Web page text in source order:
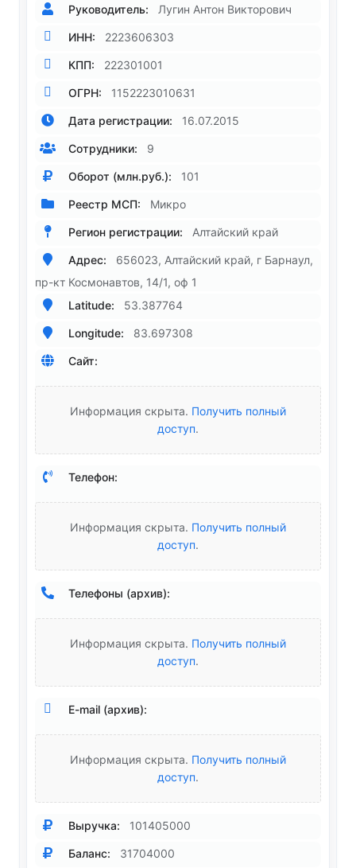
Руководитель: Лугин Антон Викторович
ИНН: 2223606303
КПП: 222301001
ОГРН: 1152223010631
Дата регистрации: 16.07.2015
Сотрудники: 9
Оборот (млн.руб.): 101
Реестр МСП: Микро
Регион регистрации: Алтайский край
Адрес:
656023, Алтайский край, г Барнаул,
пр-кт Космонавтов, 14/1, оф 1
Latitude:
53.387764
Longitude: 83.697308
Сайт:
Информация скрыта. Получить полный
доступ.
Телефон:
Информация скрыта. Получить полный
доступ.
Телефоны (архив):
Информация скрыта. Получить полный
доступ.
E-mail (архив):
Информация скрыта. Получить полный
доступ.
Выручка: 101405000
Баланс: 31704000